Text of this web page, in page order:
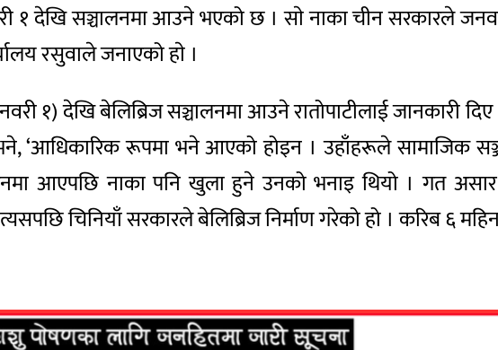
१ देखि सञ्चालनमा आउने भएको छ । साे नाका चीन सरकारले
रसुवाले जनाएको हाे ।
१) देखि बेलिब्रिज सञ्चालनमा आउने रातोपाटीलाई जानकारी
भने, ‘आधिकारिक रूपमा भने आएको होइन । उहाँहरूले सामाजिक
आएपछि नाका पनि खुला हुने उनको भनाइ थियो । गत
चिनियाँ सरकारले बेलिब्रिज निर्माण गरेको हो । करिब ६